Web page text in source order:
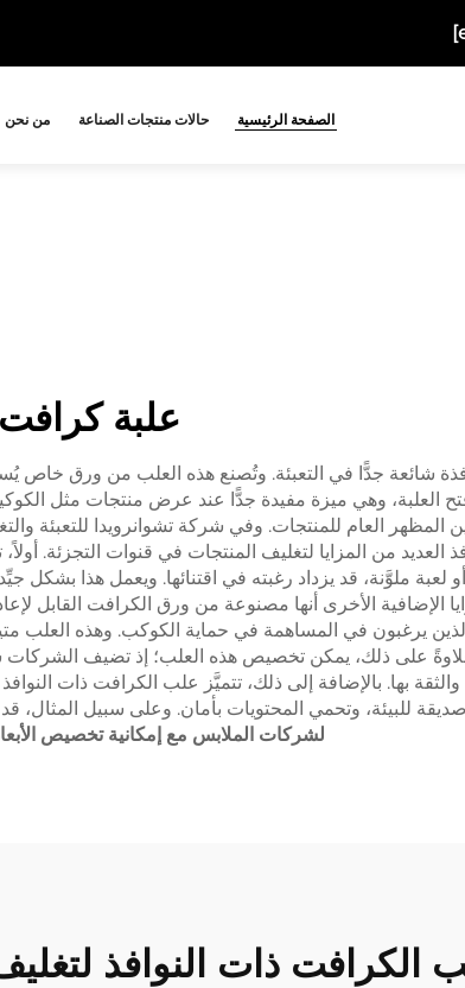
الصفحة الرئيسية حالات منتجات الصناعة من نحن
علبة
شائعة جدًّا في التعبئة. وتُصنع هذه العلب من ورق خاص
العلبة، وهي ميزة مفيدة جدًّا عند عرض منتجات مثل
المظهر العام للمنتجات. وفي شركة تشوانرويدا للتعبئة
من المزايا لتغليف المنتجات في قنوات التجزئة.
ملوَّنة، قد يزداد رغبته في اقتنائها. ويعمل هذا بشكل
الإضافية الأخرى أنها مصنوعة من ورق الكرافت القابل
يرغبون في المساهمة في حماية الكوكب. وهذه العلب
على ذلك، يمكن تخصيص هذه العلب؛ إذ تضيف الشركات
بها. بالإضافة إلى ذلك، تتميَّز علب الكرافت ذات
للبيئة، وتحمي المحتويات بأمان. وعلى سبيل المثال،
لشركات الملابس مع إمكانية تخصيص
الكرافت ذات النوافذ